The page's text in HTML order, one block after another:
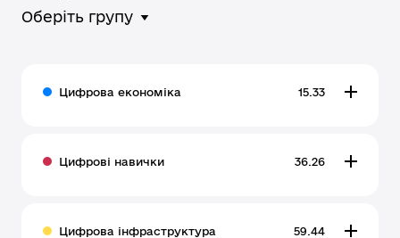
Оберіть групу
Цифрова економіка 15.33
Цифрові навички 36.26
Цифрова інфраструктура 59.44